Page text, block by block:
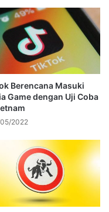
Berencana Masuki
Game dengan Uji Coba
2022